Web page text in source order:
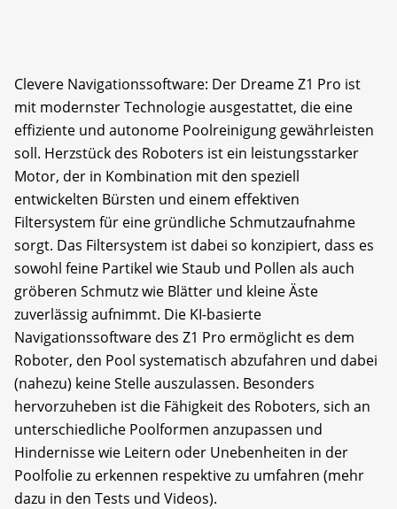
Clevere Navigationssoftware: Der Dreame Z1 Pro ist
mit modernster Technologie ausgestattet, die eine
effiziente und autonome Poolreinigung gewährleisten
soll. Herzstück des Roboters ist ein leistungsstarker
Motor, der in Kombination mit den speziell
entwickelten Bürsten und einem effektiven
Filtersystem für eine gründliche Schmutzaufnahme
sorgt. Das Filtersystem ist dabei so konzipiert, dass es
sowohl feine Partikel wie Staub und Pollen als auch
gröberen Schmutz wie Blätter und kleine Äste
zuverlässig aufnimmt. Die KI-basierte
Navigationssoftware des Z1 Pro ermöglicht es dem
Roboter, den Pool systematisch abzufahren und dabei
(nahezu) keine Stelle auszulassen. Besonders
hervorzuheben ist die Fähigkeit des Roboters, sich an
unterschiedliche Poolformen anzupassen und
Hindernisse wie Leitern oder Unebenheiten in der
Poolfolie zu erkennen respektive zu umfahren (mehr
dazu in den Tests und Videos).